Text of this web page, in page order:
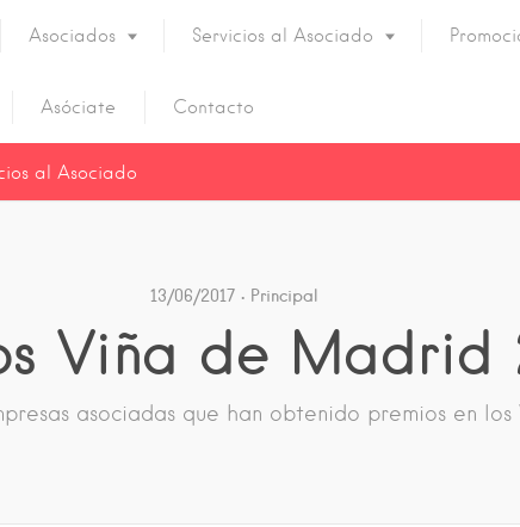
Asociados Servicios al Asociado
Asóciate Contacto
al Asociado
13/06/2017 Principal
Viña de Madrid
asociadas que han obtenido premios en